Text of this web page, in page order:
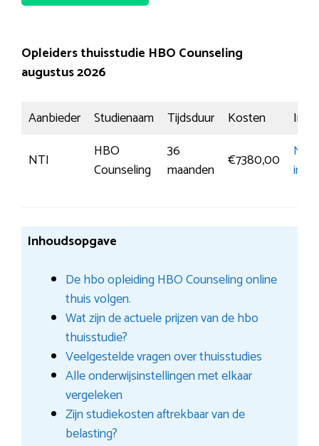
Opleiders thuisstudie HBO Counseling
augustus 2026
Aanbieder Studienaam Tijdsduur Kosten
NTI
HBO
Counseling
36
maanden
€7380,00
Meer
Inhoudsopgave
De hbo opleiding HBO Counseling online
thuis volgen.
Wat zijn de actuele prijzen van de hbo
thuisstudie?
Veelgestelde vragen over thuisstudies
Alle onderwijsinstellingen met elkaar
vergeleken
Zijn studiekosten aftrekbaar van de
belasting?